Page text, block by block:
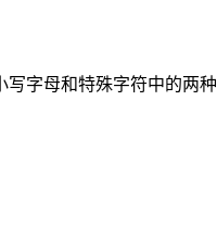
写字母和特殊字符中的两种